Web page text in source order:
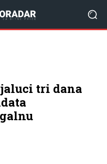
tri dana